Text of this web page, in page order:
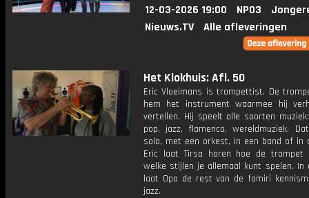
12-03-2026 19:00 NPO3
Nieuws.TV
Alle afleveringen
Het Klokhuis: Afl. 50
Eric Vloeimans is trompettist. De
hem het instrument waarmee hij
vertellen. Hij speelt alle soorten
pop, jazz, flamenco, wereldmuziek.
solo, met een orkest, in een band of in
Eric laat Tirsa horen hoe de trompet
welke stijlen je allemaal kunt spelen. In
laat Opa de rest van de famiri
jazz.